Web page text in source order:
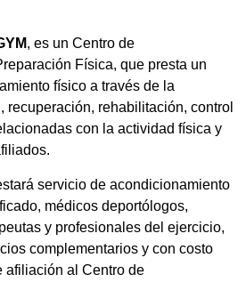
, es un Centro de
Física, que presta un
físico a través de la
recuperación, rehabilitación, control
con la actividad física y
servicio de acondicionamiento
médicos deportólogos,
y profesionales del ejercicio,
complementarios y con costo
afiliación al Centro de